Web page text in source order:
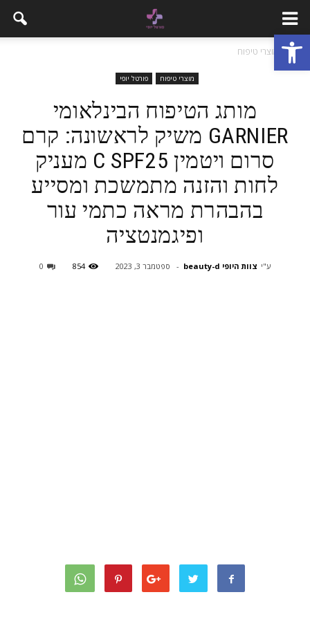
פתח סרגל נגישות
בית מוצרי טיפוח
מוצרי טיפוח פורטל יופי
מותג הטיפוח הבינלאומי
GARNIER משיק לראשונה: קרם
סרום ויטמין C SPF25 מעניק
לחות והזנה מתמשכת ומסייע
בהבהרת מראה כתמי עור
ופיגמנטציה
ע"י צוות היופי beauty-d - ספטמבר 3, 2023 854
0